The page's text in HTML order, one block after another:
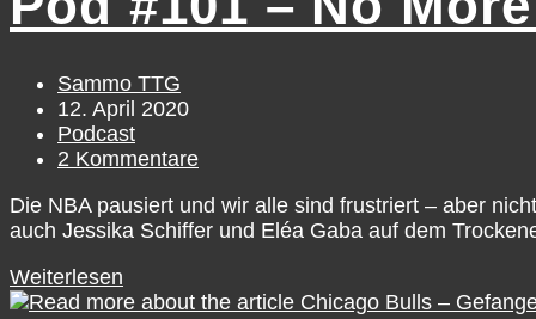
Donovan
Chicago
Beitrags-
Autor:
Sammo TTG
Beitrag
veröffentlicht:
12. April 2020
Beitrags-
Kategorie:
Podcast
Beitrags-
2 Kommentare
Die NBA pausiert und wir alle sind frustriert – aber
auch Jessika Schiffer und Eléa Gaba auf dem
Weiterlesen
#101